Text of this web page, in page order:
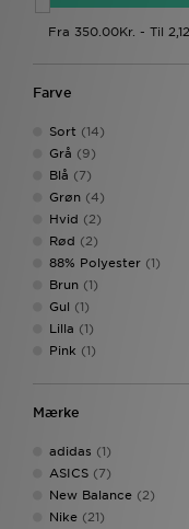
Farve
Sort (14)
Grå (9)
Blå (7)
Grøn (4)
Hvid (2)
Rød (2)
88% Polyester (1)
Brun (1)
Gul (1)
Lilla (1)
Pink (1)
Mærke
adidas (1)
ASICS (7)
New Balance (2)
Nike (21)